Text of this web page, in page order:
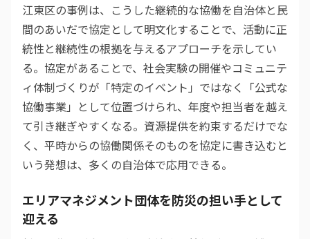
江東区の事例は、こうした継続的な協働を自治体と民
間のあいだで協定として明文化することで、活動に正
統性と継続性の根拠を与えるアプローチを示してい
る。協定があることで、社会実験の開催やコミュニテ
ィ体制づくりが「特定のイベント」ではなく「公式な
協働事業」として位置づけられ、年度や担当者を越え
て引き継ぎやすくなる。資源提供を約束するだけでな
く、平時からの協働関係そのものを協定に書き込むと
いう発想は、多くの自治体で応用できる。
エリアマネジメント団体を防災の担い手として
迎える